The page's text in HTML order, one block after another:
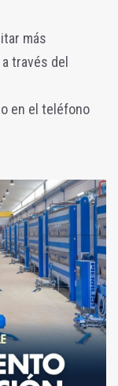
más
través del
o en el teléfono